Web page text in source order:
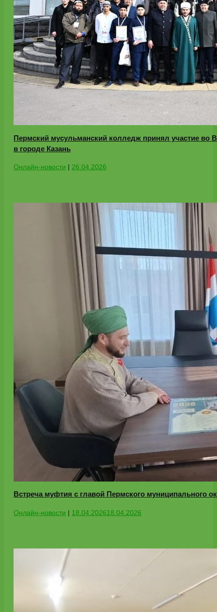
Пермский мусульманский колледж принял участие во
в городе Казань
Онлайн-новости | 26.04.2026
Встреча муфтия с главой Пермского муниципального
Онлайн-новости | 18.04.202618.04.2026